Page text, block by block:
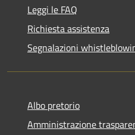
Leggi le FAQ
Richiesta assistenza
Segnalazioni
Albo pretorio
Amministrazione